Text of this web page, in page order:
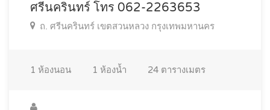
ศรีนครินทร์ โทร 062-2263653
ถ. ศรีนครินทร์ เขตสวนหลวง กรุงเทพมหานคร
1 ห้องนอน 1 ห้องน้ำ 24 ตารางเมตร